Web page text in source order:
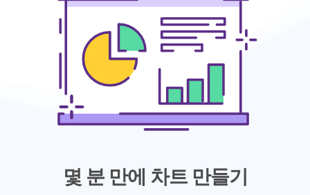
몇 분 만에 차트 만들기